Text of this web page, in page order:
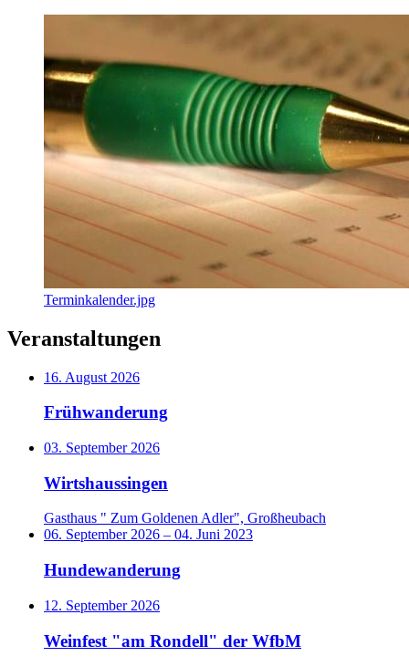
Terminkalender.jpg
Veranstaltungen
16. August 2026
Frühwanderung
03. September 2026
Wirtshaussingen
Gasthaus " Zum Goldenen Adler", Großheubach
06. September 2026 – 04. Juni 2023
Hundewanderung
12. September 2026
Weinfest "am Rondell" der WfbM